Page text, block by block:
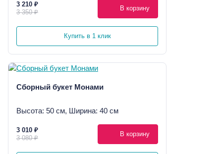
3 210 ₽
3 350 ₽
В корзину
Купить в 1 клик
Сборный букет Монами
Высота: 50 см, Ширина: 40 см
3 010 ₽
3 080 ₽
В корзину